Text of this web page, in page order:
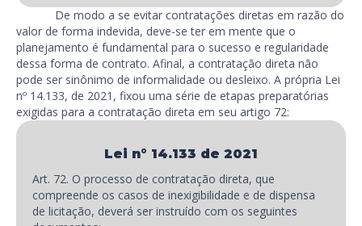
De modo a se evitar contratações diretas em razão do
valor de forma indevida, deve-se ter em mente que o
planejamento é fundamental para o sucesso e regularidade
dessa forma de contrato. Afinal, a contratação direta não
pode ser sinônimo de informalidade ou desleixo. A própria Lei
nº 14.133, de 2021, fixou uma série de etapas preparatórias
exigidas para a contratação direta em seu artigo 72:
Lei n° 14.133 de 2021
Art. 72. O processo de contratação direta, que
compreende os casos de inexigibilidade e de dispensa
de licitação, deverá ser instruído com os seguintes